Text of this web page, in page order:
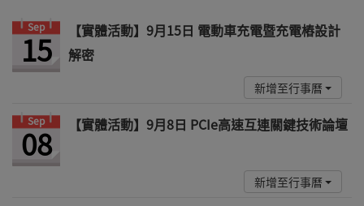
Sep
15
【實體活動】9月15日 電動車充電暨充電樁設計
解密
新增至行事曆
Sep
08 【實體活動】9月8日 PCIe高速互連關鍵技術論壇
新增至行事曆